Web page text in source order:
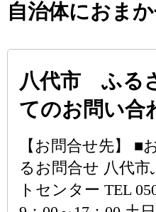
自治体におま
八代市 ふる
てのお問い合
【お問合せ先】 ■
るお問合せ 八代
トセンター TEL